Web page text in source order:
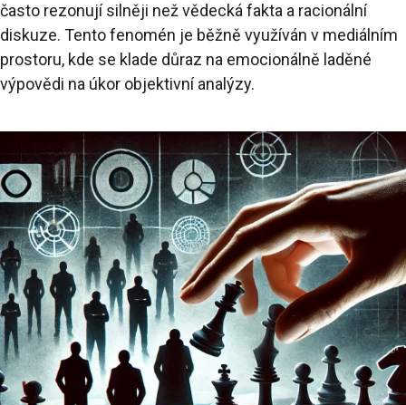
často rezonují silněji než vědecká fakta a racionální
diskuze. Tento fenomén je běžně využíván v mediálním
prostoru, kde se klade důraz na emocionálně laděné
výpovědi na úkor objektivní analýzy.